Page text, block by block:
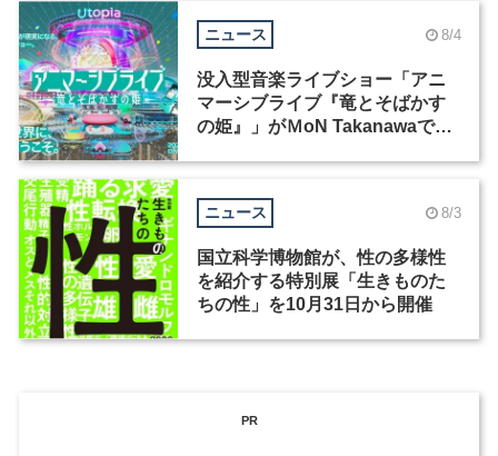
ニュース 8/4
没入型音楽ライブショー「アニ
マーシブライブ『竜とそばかす
の姫』」がＭoN Takanawaで開
ニュース 8/3
国立科学博物館が、性の多様性
を紹介する特別展「生きものた
ちの性」を10月31日から開催
PR